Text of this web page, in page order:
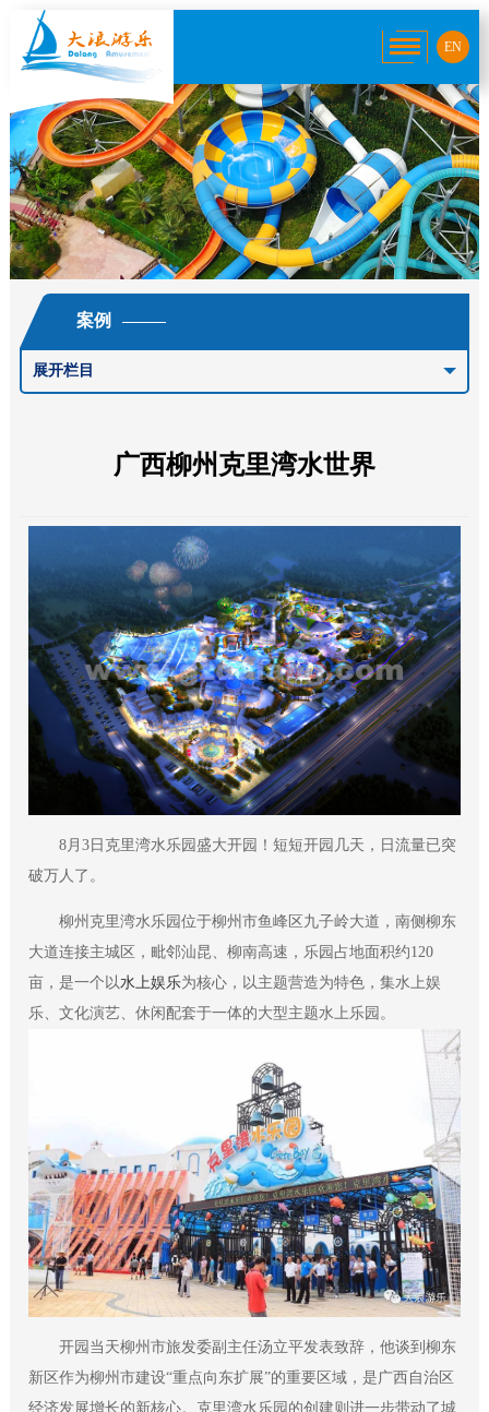
EN
案例
展开栏目
广西柳州克里湾水世界
8月3日克里湾水乐园盛大开园！短短开园几天，日流量已突
破万人了。
柳州克里湾水乐园位于柳州市鱼峰区九子岭大道，南侧柳东
大道连接主城区，毗邻汕昆、柳南高速，乐园占地面积约120
亩，是一个以水上娱乐为核心，以主题营造为特色，集水上娱
乐、文化演艺、休闲配套于一体的大型主题水上乐园。
开园当天柳州市旅发委副主任汤立平发表致辞，他谈到柳东
新区作为柳州市建设“重点向东扩展”的重要区域，是广西自治区
经济发展增长的新核心。克里湾水乐园的创建则进一步带动了城